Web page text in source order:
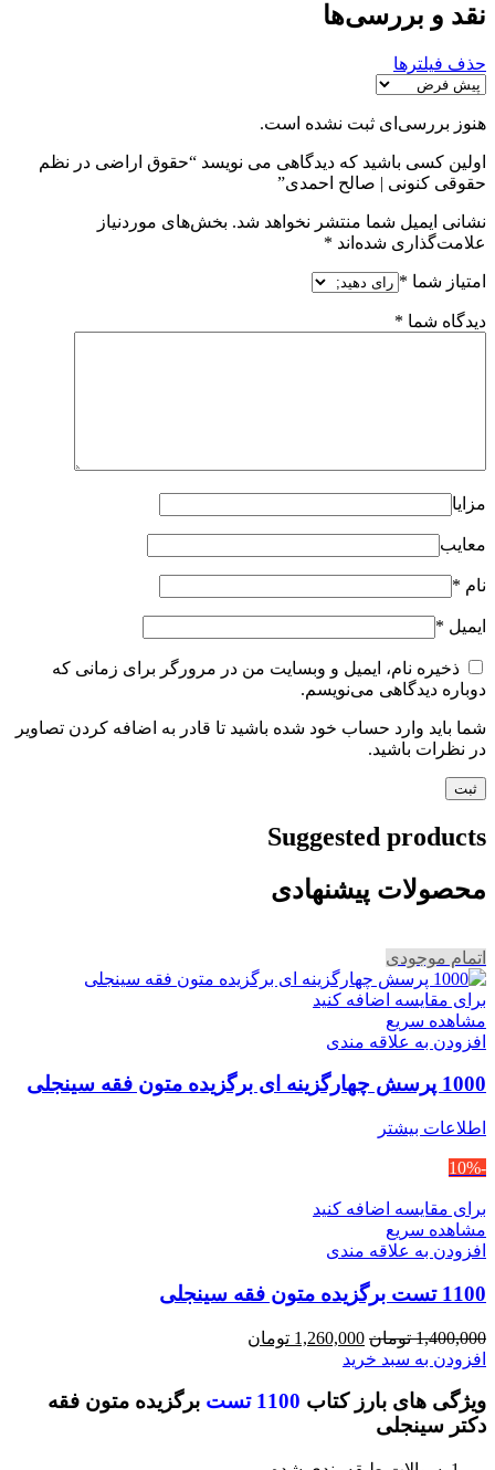
نقد و بررسی‌ها
حذف فیلترها
هنوز بررسی‌ای ثبت نشده است.
اولین کسی باشید که دیدگاهی می نویسد “حقوق اراضی در نظم
حقوقی کنونی | صالح احمدی”
نشانی ایمیل شما منتشر نخواهد شد. بخش‌های موردنیاز
علامت‌گذاری شده‌اند *
امتیاز شما *
دیدگاه شما *
مزایا
معایب
نام *
ایمیل *
ذخیره نام، ایمیل و وبسایت من در مرورگر برای زمانی که
دوباره دیدگاهی می‌نویسم.
شما باید وارد حساب خود شده باشید تا قادر به اضافه کردن تصاویر
در نظرات باشید.
Suggested products
محصولات پیشنهادی
اتمام موجودی
برای مقایسه اضافه کنید
مشاهده سریع
افزودن به علاقه مندی
1000 پرسش چهارگزینه ای برگزیده متون فقه سینجلی
اطلاعات بیشتر
-10%
برای مقایسه اضافه کنید
مشاهده سریع
افزودن به علاقه مندی
1100 تست برگزیده متون فقه سینجلی
1,400,000 تومان قیمت
اصلی
بود.
1,260,000 تومان
است.
افزودن به سبد خرید
ویژگی های بارز کتاب 1100 تست
برگزیده متون فقه
دکتر سینجلی